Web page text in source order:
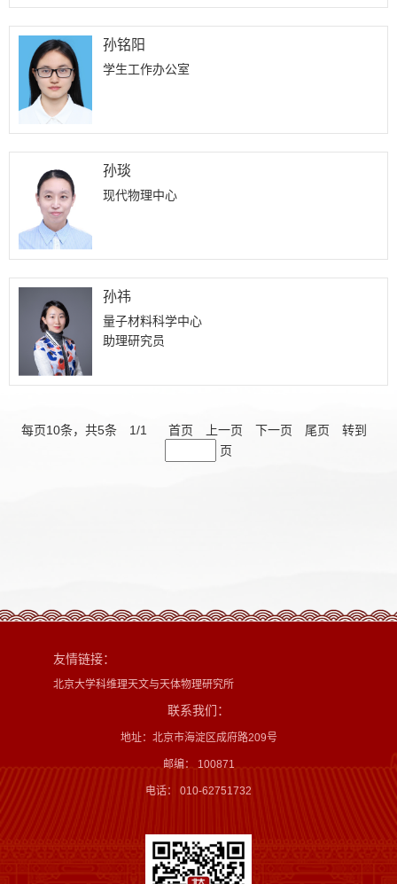
孙铭阳
学生工作办公室
孙琰
现代物理中心
孙祎
量子材料科学中心
助理研究员
每页10条，共5条 1/1 首页 上一页 下一页 尾页
转到
页
友情链接：
北京大学科维理天文与天体物理研究所
联系我们：
地址：北京市海淀区成府路209号
邮编： 100871
电话： 010-62751732